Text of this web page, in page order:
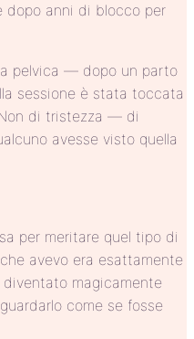
dopo anni di blocco per
pelvica — dopo un parto
sessione è stata toccata
di tristezza — di
avesse visto quella
per meritare quel tipo di
avevo era esattamente
magicamente
come se fosse